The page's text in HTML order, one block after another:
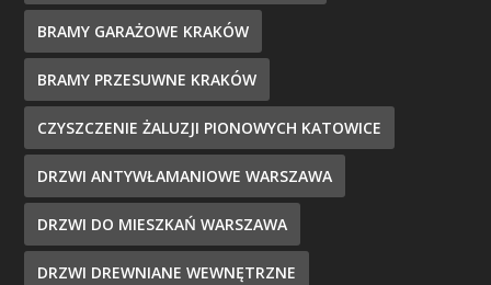
BRAMY GARAŻOWE KRAKÓW
BRAMY PRZESUWNE KRAKÓW
CZYSZCZENIE ŻALUZJI PIONOWYCH KATOWICE
DRZWI ANTYWŁAMANIOWE WARSZAWA
DRZWI DO MIESZKAŃ WARSZAWA
DRZWI DREWNIANE WEWNĘTRZNE